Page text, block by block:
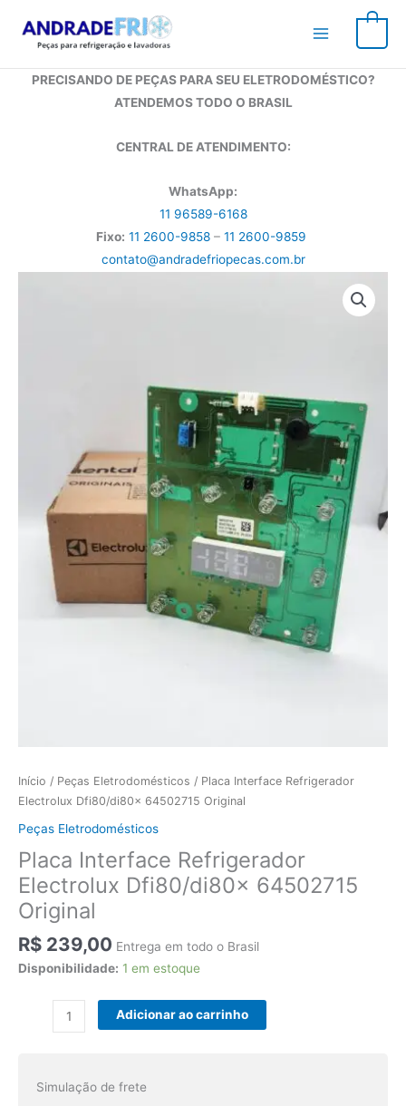
para
conteúdo
PRECISANDO DE PEÇAS PARA SEU ELETRODOMÉSTICO?
ATENDEMOS TODO O BRASIL
CENTRAL DE ATENDIMENTO:
WhatsApp:
11 96589-6168
Fixo: 11 2600-9858 – 11 2600-9859
contato@andradefriopecas.com.br
Início / Peças Eletrodomésticos / Placa Interface Refrigerador
Electrolux Dfi80/di80x 64502715 Original
Peças Eletrodomésticos
Placa Interface Refrigerador
Electrolux Dfi80/di80x 64502715
Original
R$ 239,00 Entrega em todo o Brasil
Disponibilidade: 1 em estoque
Interface
Dfi80/di80x
Adicionar ao carrinho
Simulação de frete